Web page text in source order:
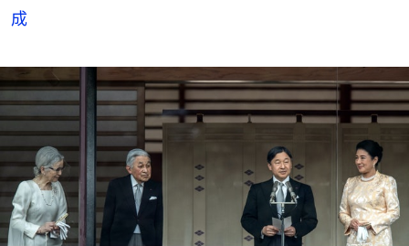
成